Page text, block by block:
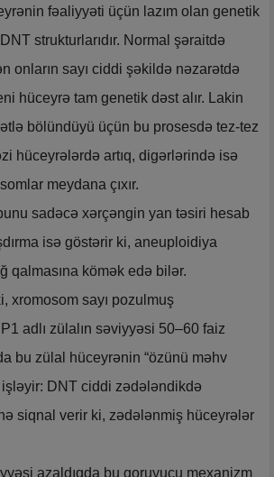
fəaliyyəti üçün lazım olan genetik
strukturlarıdır. Normal şəraitdə
onların sayı ciddi şəkildə nəzarətdə
hüceyrə tam genetik dəst alır. Lakin
bölündüyü üçün bu prosesdə tez-tez
hüceyrələrdə artıq, digərlərində isə
meydana çıxır.
sadəcə xərçəngin yan təsiri hesab
isə göstərir ki, aneuploidiya
qalmasına kömək edə bilər.
xromosom sayı pozulmuş
adlı zülalın səviyyəsi 50–60 faiz
bu zülal hüceyrənin “özünü məhv
işləyir: DNT ciddi zədələndikdə
siqnal verir ki, zədələnmiş hüceyrələr
azaldıqda bu qoruyucu mexanizm